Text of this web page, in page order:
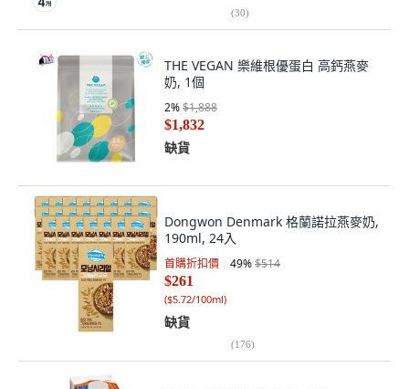
(30)
THE VEGAN 樂維根優蛋白 高鈣燕麥
奶, 1個
2%$1,888
$1,832
缺貨
Dongwon Denmark 格蘭諾拉燕麥奶,
190ml, 24入
首購折扣價 49%$514
$261
($5.72/100ml)
缺貨
(176)